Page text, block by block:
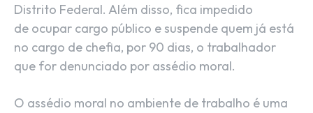
Distrito Federal. Além disso, fica impedido
de ocupar cargo público e suspende quem já está
no cargo de chefia, por 90 dias, o trabalhador
que for denunciado por assédio moral.
O assédio moral no ambiente de trabalho é uma